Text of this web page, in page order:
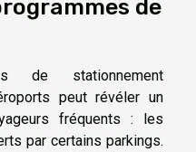
de
de stationnement
peut révéler un
fréquents : les
par certains parkings.